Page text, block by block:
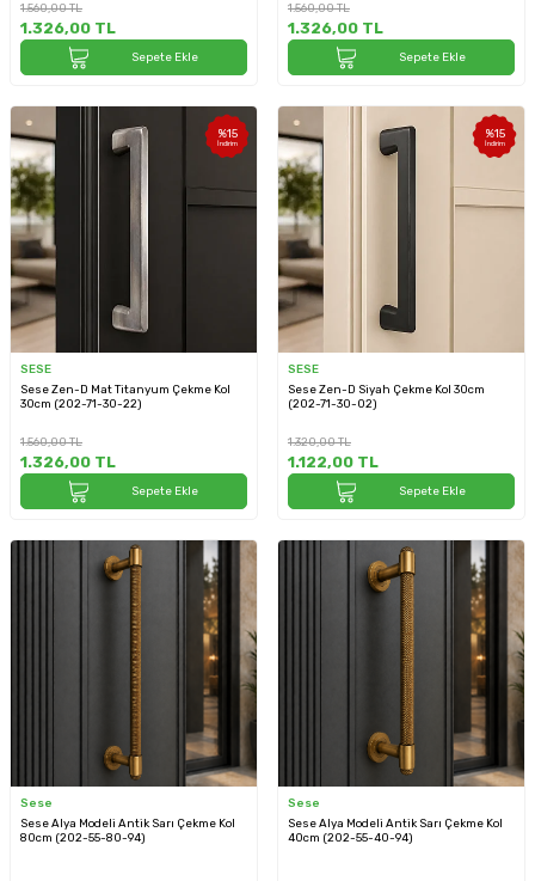
1.560,00TL
1.326,00 TL
Sepete Ekle
1.560,00TL
1.326,00 TL
Sepete Ekle
%15
İndirim
SESE
Sese Zen-D Mat Titanyum Çekme Kol
30cm (202-71-30-22)
1.560,00TL
1.326,00 TL
Sepete Ekle
%15
İndirim
SESE
Sese Zen-D Siyah Çekme Kol 30cm
(202-71-30-02)
1.320,00TL
1.122,00 TL
Sepete Ekle
Sese
Sese Alya Modeli Antik Sarı Çekme Kol
80cm (202-55-80-94)
Sese
Sese Alya Modeli Antik Sarı Çekme Kol
40cm (202-55-40-94)